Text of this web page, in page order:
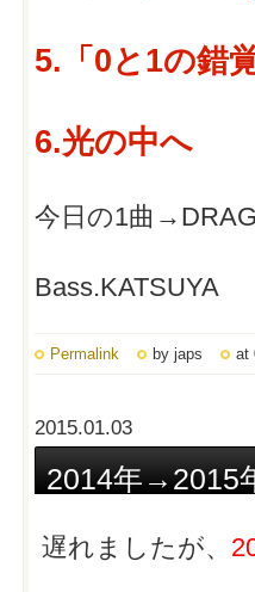
5.「0と1の錯
6.光の中へ
今日の1曲
Bass.KATSUYA
Permalink by japs at
2015.01.03
2014年→2015
遅れましたが、